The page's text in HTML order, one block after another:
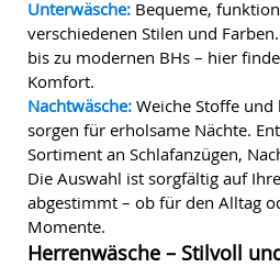
Unterwäsche: Bequeme,
verschiedenen Stilen und
bis zu modernen BHs – hier
Komfort.
Nachtwäsche: Weiche Stoffe
sorgen für erholsame Nächte.
Sortiment an Schlafanzügen,
Die Auswahl ist sorgfältig auf
abgestimmt – ob für den Alltag
Momente.
Herrenwäsche – Stilvoll